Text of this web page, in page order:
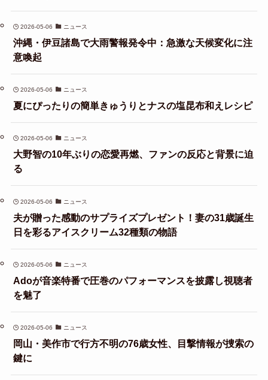
2026-05-06 ニュース
沖縄・伊豆諸島で大雨警報発令中：急激な天候変化に注
意喚起
2026-05-06 ニュース
夏にぴったりの簡単きゅうりとナスの塩昆布和えレシピ
2026-05-06 ニュース
大野智の10年ぶりの恋愛再燃、ファンの反応と背景に迫
る
2026-05-06 ニュース
夫が贈った感動のサプライズプレゼント！妻の31歳誕生
日を彩るアイスクリーム32種類の物語
2026-05-06 ニュース
Adoが音楽特番で圧巻のパフォーマンスを披露し視聴者
を魅了
2026-05-06 ニュース
岡山・美作市で行方不明の76歳女性、目撃情報が捜索の
鍵に